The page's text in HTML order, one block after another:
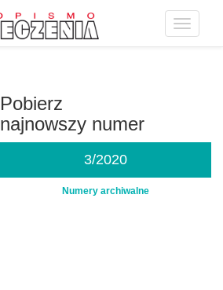
Toggle
Pobierz
najnowszy numer
3/2020
Numery archiwalne